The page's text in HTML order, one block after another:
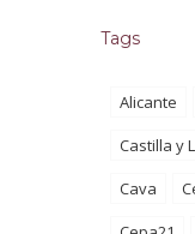
Tags
Alicante
Castilla y
Cava